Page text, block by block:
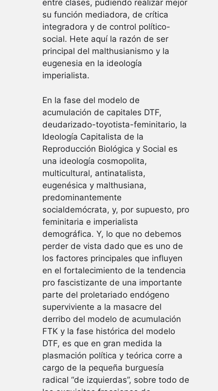
entre clases, pudiendo realizar mejor
su función mediadora, de crítica
integradora y de control político-
social. Hete aquí la razón de ser
principal del malthusianismo y la
eugenesia en la ideología
imperialista.
En la fase del modelo de
acumulación de capitales DTF,
deudarizado-toyotista-feminitario, la
Ideología Capitalista de la
Reproducción Biológica y Social es
una ideología cosmopolita,
multicultural, antinatalista,
eugenésica y malthusiana,
predominantemente
socialdemócrata, y, por supuesto, pro
feminitaria e imperialista
demográfica. Y, lo que no debemos
perder de vista dado que es uno de
los factores principales que influyen
en el fortalecimiento de la tendencia
pro fascistizante de una importante
parte del proletariado endógeno
superviviente a la masacre del
derribo del modelo de acumulación
FTK y la fase histórica del modelo
DTF, es que en gran medida la
plasmación política y teórica corre a
cargo de la pequeña burguesía
radical “de izquierdas”, sobre todo de